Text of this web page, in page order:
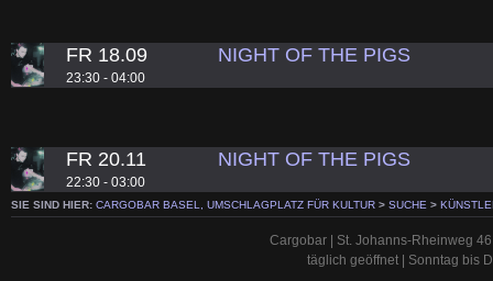
FR 18.09
23:30 - 04:00
NIGHT OF THE PIGS
FR 20.11
22:30 - 03:00
NIGHT OF THE PIGS
SIE SIND HIER: CARGOBAR BASEL, UMSCHLAGPLATZ FÜR KULTUR > SUCHE >
Cargobar | St. Johanns-Rheinweg
täglich geöffnet | Sonntag bis